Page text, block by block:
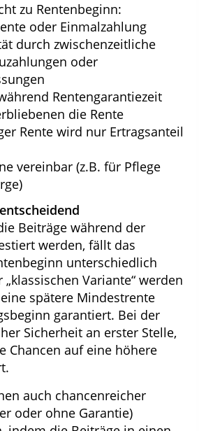
zu Rentenbeginn:
oder Einmalzahlung
durch zwischenzeitliche
oder
Rentengarantiezeit
die Rente
Rente wird nur Ertragsanteil
vereinbar (z.B. für Pflege
Beiträge während der
werden, fällt das
unterschiedlich
Variante“ werden
spätere Mindestrente
garantiert. Bei der
Sicherheit an erster Stelle,
Chancen auf eine höhere
auch chancenreicher
oder ohne Garantie)